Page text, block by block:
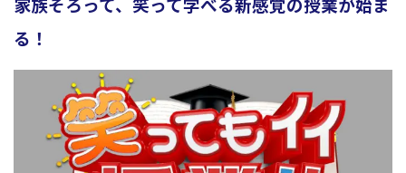
る！